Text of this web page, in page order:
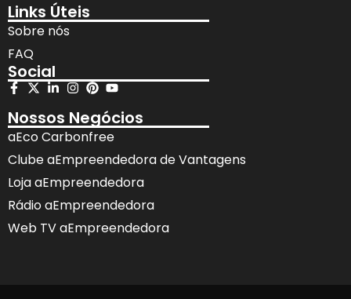
Links Úteis
Sobre nós
FAQ
Social
Nossos Negócios
aEco Carbonfree
Clube aEmpreendedora de Vantagens
Loja aEmpreendedora
Rádio aEmpreendedora
Web TV aEmpreendedora